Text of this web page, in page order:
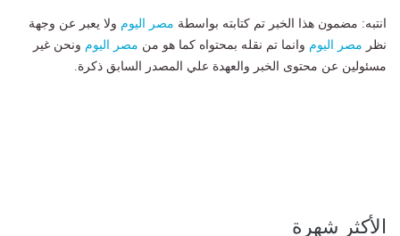
انتبه: مضمون هذا الخبر تم كتابته بواسطة مصر اليوم ولا يعبر عن وجهة
نظر مصر اليوم وانما تم نقله بمحتواه كما هو من مصر اليوم ونحن غير
مسئولين عن محتوى الخبر والعهدة علي المصدر السابق ذكرة.
الأكثر شهرة